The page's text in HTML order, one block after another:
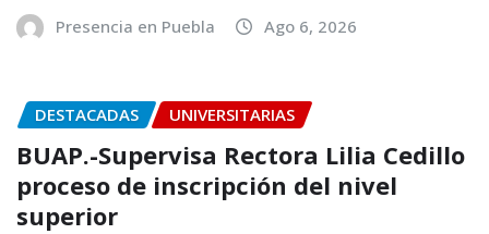
Presencia en Puebla Ago 6, 2026
DESTACADAS UNIVERSITARIAS
BUAP.-Supervisa Rectora Lilia Cedillo
proceso de inscripción del nivel
superior